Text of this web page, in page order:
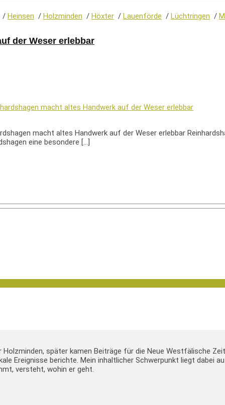
Heinsen / Holzminden / Höxter / Lauenförde / Lüchtringen /
der Weser erlebbar
macht altes Handwerk auf der Weser erlebbar
eine besondere […]
später kamen Beiträge für die Neue Westfälische
Ereignisse berichte. Mein inhaltlicher Schwerpunkt liegt dabei
versteht, wohin er geht.